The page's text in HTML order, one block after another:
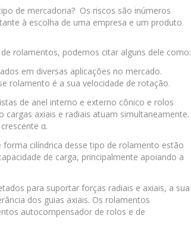
de mercadoria? Os riscos são inúmeros
à escolha de uma empresa e um produto
rolamentos, podemos citar alguns dele como:
em diversas aplicações no mercado.
rolamento é a sua velocidade de rotação.
de anel interno e externo cônico e rolos
axiais e radiais atuam simultaneamente.
α.
cilíndrica desse tipo de rolamento estão
de carga, principalmente apoiando a
para suportar forças radiais e axiais, a sua
dos guias axiais. Os rolamentos
autocompensador de rolos e de